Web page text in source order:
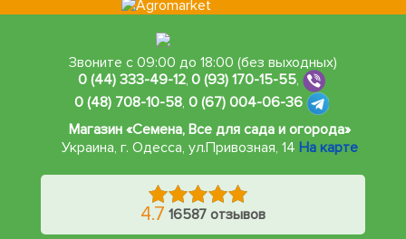
Звоните с 09:00 до 18:00 (без выходных)
0 (44) 333-49-12,0 (93) 170-15-55,
0 (48) 708-10-58, 0 (67) 004-06-36
Магазин «Семена, Все для сада и огорода»
Украина, г. Одесса, ул.Привозная, 14 На карте
4.7 16587 отзывов